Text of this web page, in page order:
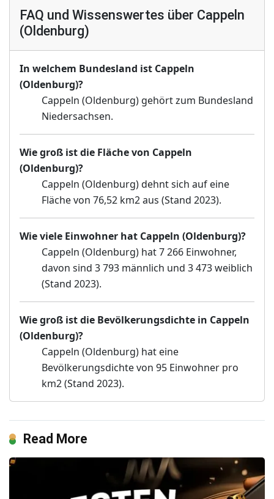
FAQ und Wissenswertes über Cappeln
(Oldenburg)
In welchem Bundesland ist Cappeln
(Oldenburg)?
Cappeln (Oldenburg) gehört zum Bundesland
Niedersachsen.
Wie groß ist die Fläche von Cappeln
(Oldenburg)?
Cappeln (Oldenburg) dehnt sich auf eine
Fläche von 76,52 km2 aus (Stand 2023).
Wie viele Einwohner hat Cappeln (Oldenburg)?
Cappeln (Oldenburg) hat 7 266 Einwohner,
davon sind 3 793 männlich und 3 473 weiblich
(Stand 2023).
Wie groß ist die Bevölkerungsdichte in Cappeln
(Oldenburg)?
Cappeln (Oldenburg) hat eine
Bevölkerungsdichte von 95 Einwohner pro
km2 (Stand 2023).
Read More